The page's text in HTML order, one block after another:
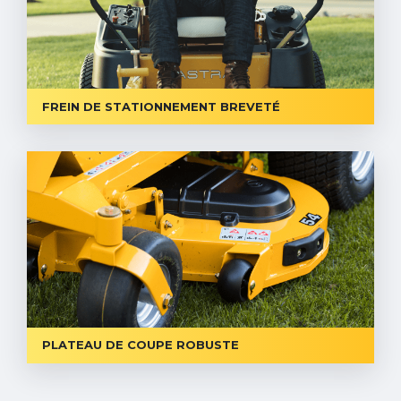
FREIN DE STATIONNEMENT BREVETÉ
PLATEAU DE COUPE ROBUSTE